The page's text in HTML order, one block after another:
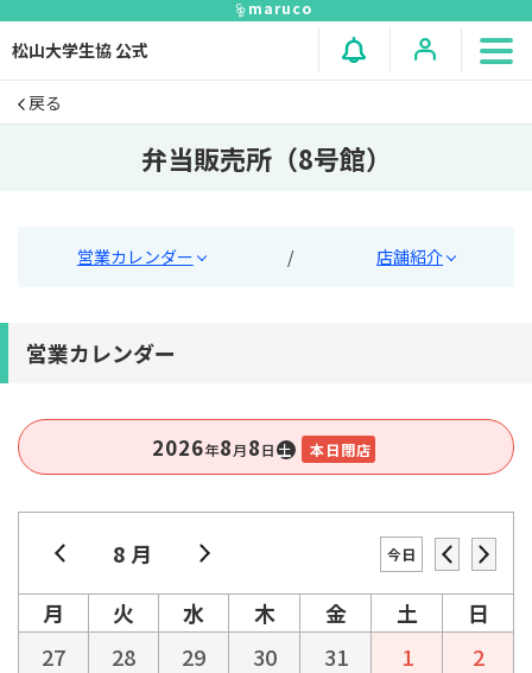
maruco
松山大学生協 公式
戻る
弁当販売所（8号館）
営業カレンダー / 店舗紹介
営業カレンダー
2026年8⽉8⽇ 土 本日閉店
8 月 今日
月 火 水 木 金 土
日
27
28 29 30 31 1
2